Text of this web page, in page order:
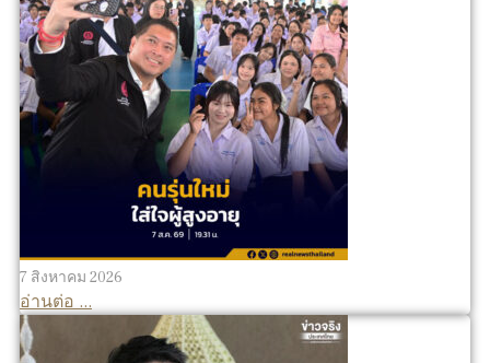
7 สิงหาคม 2026
อ่านต่อ ...